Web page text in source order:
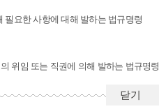
요한 사항에 대해 발하는 법규명령
위임 또는 직권에 의해 발하는 법규명령
닫기